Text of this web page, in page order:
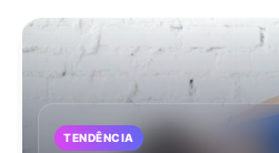
TENDÊNCIA